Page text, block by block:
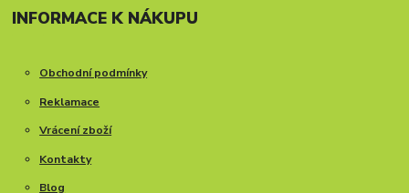
INFORMACE K NÁKUPU
Obchodní podmínky
Reklamace
Vrácení zboží
Kontakty
Blog